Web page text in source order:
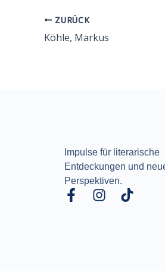
ZURÜCK
Köhle, Markus
Impulse für literarische
Entdeckungen und
Perspektiven.
F
a
I
n
T
i